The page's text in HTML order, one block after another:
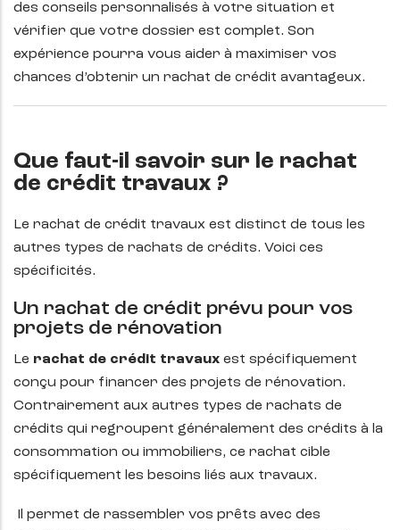
des conseils personnalisés à votre situation et
vérifier que votre dossier est complet. Son
expérience pourra vous aider à maximiser vos
chances d’obtenir un rachat de crédit avantageux.
Que faut-il savoir sur le rachat
de crédit travaux ?
Le rachat de crédit travaux est distinct de tous les
autres types de rachats de crédits. Voici ces
spécificités.
Un rachat de crédit prévu pour vos
projets de rénovation
Le rachat de crédit travaux est spécifiquement
conçu pour financer des projets de rénovation.
Contrairement aux autres types de rachats de
crédits qui regroupent généralement des crédits à la
consommation ou immobiliers, ce rachat cible
spécifiquement les besoins liés aux travaux.
Il permet de rassembler vos prêts avec des